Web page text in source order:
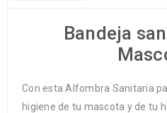
Bandeja
Con esta Alfombra Sanitaria
higiene de tu mascota y de tu